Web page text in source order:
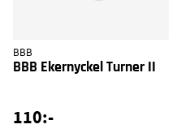
BBB
BBB Ekernyckel Turner II
110:-